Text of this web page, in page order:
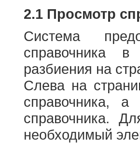
2.1 Просмотр
Система
справочника
разбиения на
Слева на
справочника,
справочника.
необходимый